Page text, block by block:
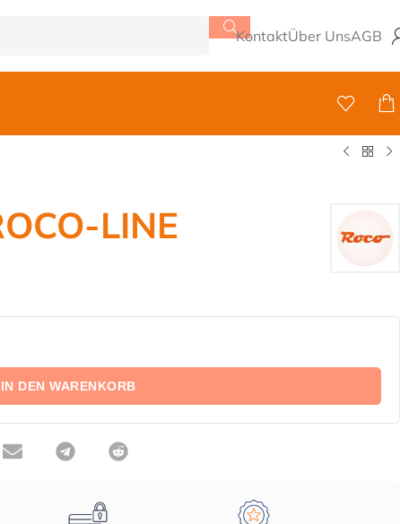
KontaktÜber UnsAGB
LINE
IN DEN WARENKORB